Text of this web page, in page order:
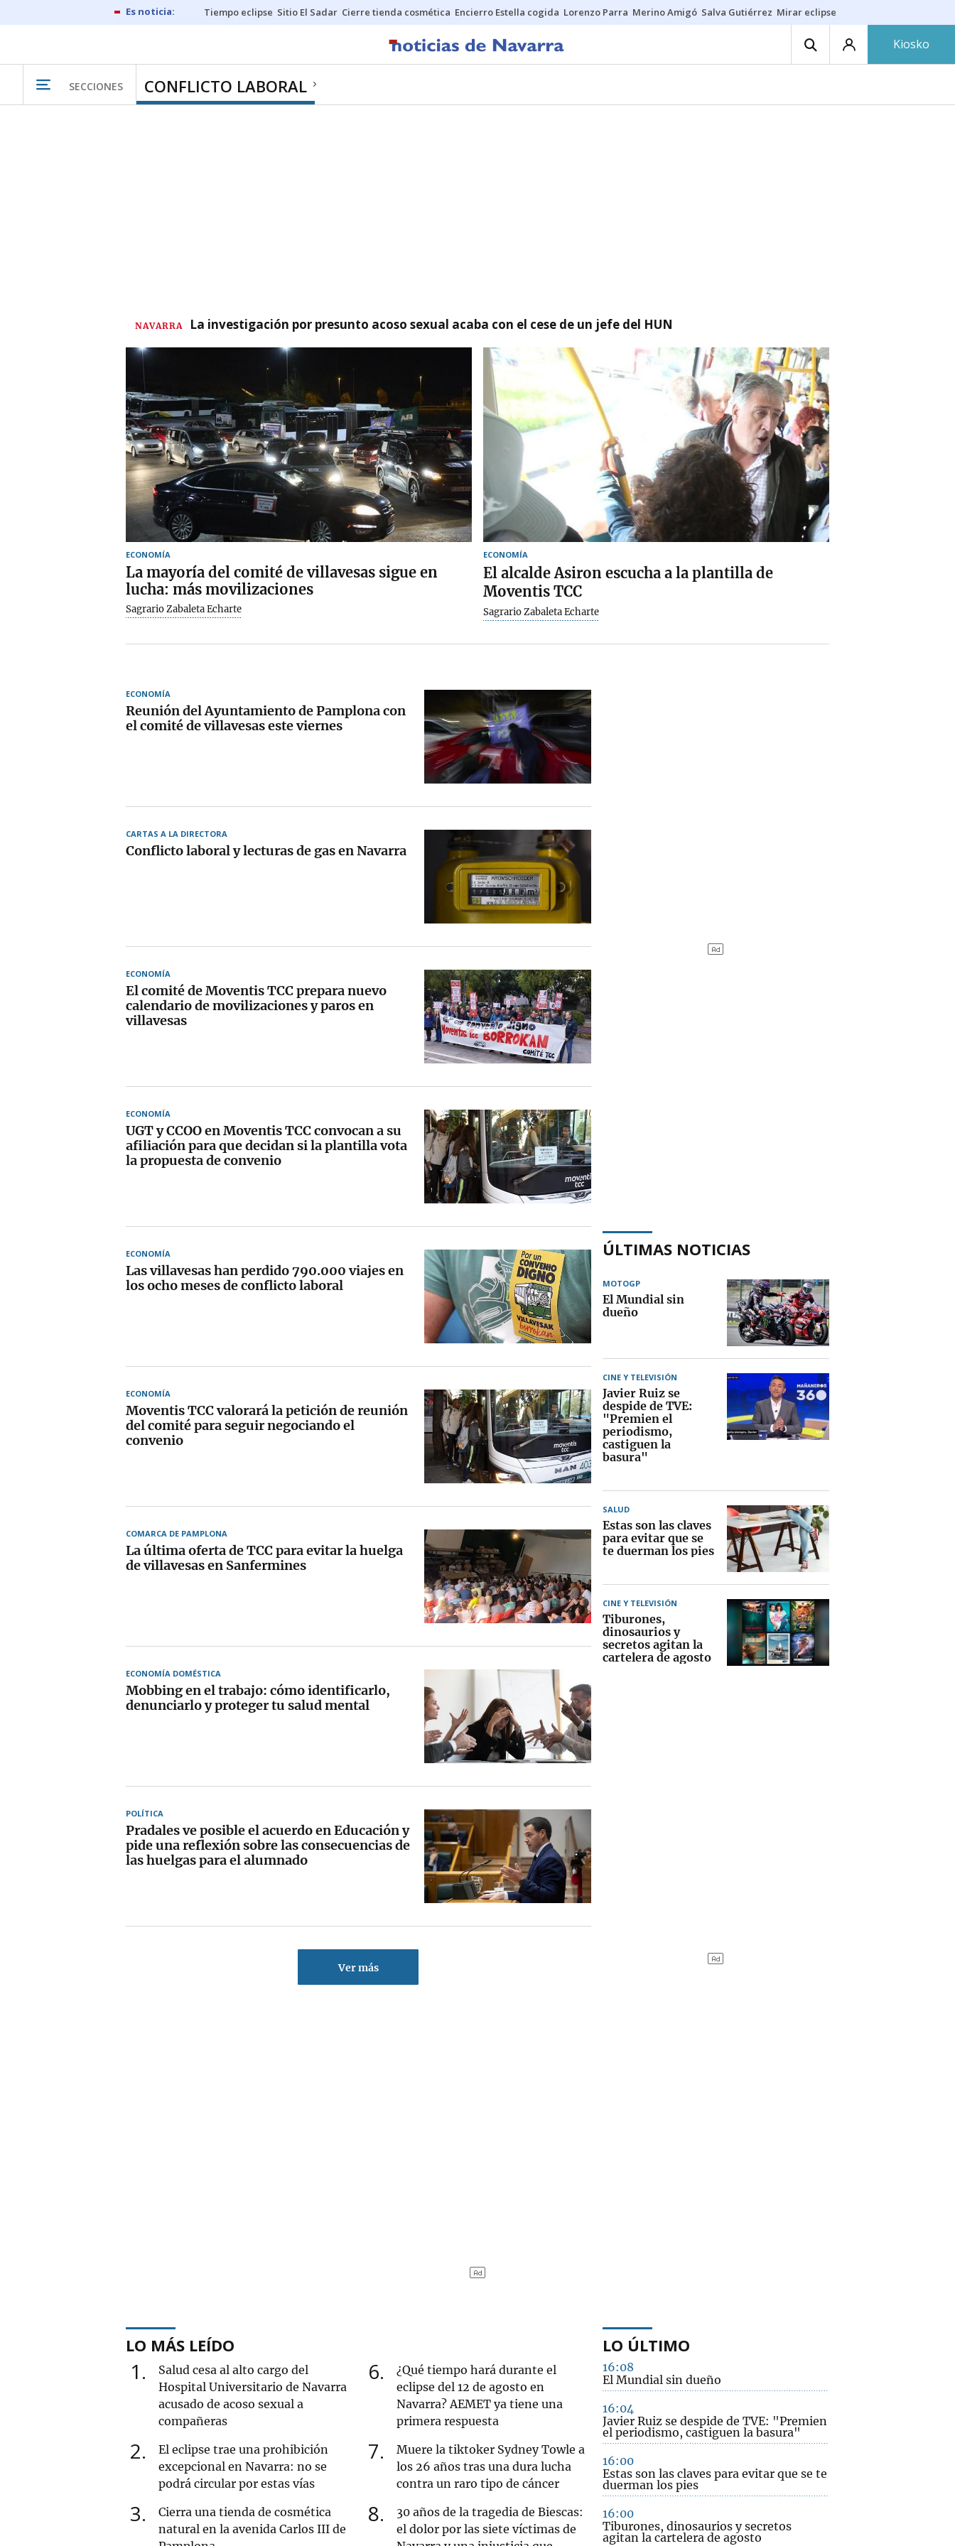
Tiempo eclipse Sitio El Sadar Cierre tienda cosmética Encierro Estella cogida Lorenzo Parra Merino Amigó Salva Gutiérrez Mirar eclipse
Kiosko
SECCIONES CONFLICTO LABORAL
NAVARRA La investigación por presunto acoso sexual acaba con el cese de un jefe del HUN
ECONOMÍA
La mayoría del comité de villavesas sigue en
lucha: más movilizaciones
Sagrario Zabaleta Echarte
ECONOMÍA
El alcalde Asiron escucha a la plantilla de
Moventis TCC
Sagrario Zabaleta Echarte
ECONOMÍA
Reunión del Ayuntamiento de Pamplona con
el comité de villavesas este viernes
CARTAS A LA DIRECTORA
Conflicto laboral y lecturas de gas en Navarra
ECONOMÍA
El comité de Moventis TCC prepara nuevo
calendario de movilizaciones y paros en
villavesas
ECONOMÍA
UGT y CCOO en Moventis TCC convocan a su
afiliación para que decidan si la plantilla vota
la propuesta de convenio
ECONOMÍA
Las villavesas han perdido 790.000 viajes en
los ocho meses de conflicto laboral
ECONOMÍA
Moventis TCC valorará la petición de reunión
del comité para seguir negociando el
convenio
COMARCA DE PAMPLONA
La última oferta de TCC para evitar la huelga
de villavesas en Sanfermines
ECONOMÍA DOMÉSTICA
Mobbing en el trabajo: cómo identificarlo,
denunciarlo y proteger tu salud mental
POLÍTICA
Pradales ve posible el acuerdo en Educación y
pide una reflexión sobre las consecuencias de
las huelgas para el alumnado
Ver más
ÚLTIMAS NOTICIAS
MOTOGP
El Mundial sin
dueño
CINE Y TELEVISIÓN
Javier Ruiz se
despide de TVE:
"Premien el
periodismo,
castiguen la
basura"
SALUD
Estas son las claves
para evitar que se
te duerman los pies
CINE Y TELEVISIÓN
Tiburones,
dinosaurios y
secretos agitan la
cartelera de agosto
LO MÁS LEÍDO
1
Salud cesa al alto cargo del
Hospital Universitario de Navarra
acusado de acoso sexual a
compañeras
2
El eclipse trae una prohibición
excepcional en Navarra: no se
podrá circular por estas vías
3
Cierra una tienda de cosmética
natural en la avenida Carlos III de
6
¿Qué tiempo hará durante el
eclipse del 12 de agosto en
Navarra? AEMET ya tiene una
primera respuesta
7
Muere la tiktoker Sydney Towle a
los 26 años tras una dura lucha
contra un raro tipo de cáncer
8
30 años de la tragedia de Biescas:
el dolor por las siete víctimas de
LO ÚLTIMO
16:08
El Mundial sin dueño
16:04
Javier Ruiz se despide de TVE: "Premien
el periodismo, castiguen la basura"
16:00
Estas son las claves para evitar que se te
duerman los pies
16:00
Tiburones, dinosaurios y secretos
agitan la cartelera de agosto